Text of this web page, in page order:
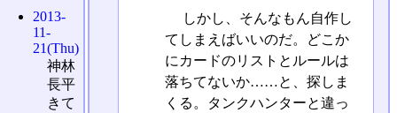
しかし、そんなもん自作し
てしまえばいいのだ。どこか
にカードのリストとルールは
落ちてないか……と、探しま
くる。タンクハンターと違っ
2013-
11-
21(Thu)
神林
長平
きて